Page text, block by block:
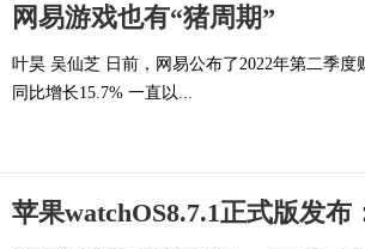
网易游戏也有“猪周期”
叶昊 吴仙芝 日前，网易公布了2022年第二季
同比增长15.7% 一直以...
苹果watchOS8.7.1正式版发